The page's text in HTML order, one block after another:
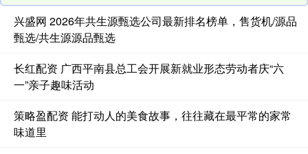
兴盛网 2026年共生源甄选公司最新排名榜单，售货机/源品
甄选/共生源源品甄选
长红配资 广西平南县总工会开展新就业形态劳动者庆“六
一”亲子趣味活动
策略盈配资 能打动人的美食故事，往往藏在最平常的家常
味道里